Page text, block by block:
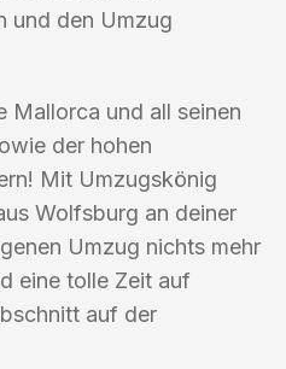
und den Umzug
Mallorca und all seinen
der hohen
Mit Umzugskönig
Wolfsburg an deiner
Umzug nichts mehr
eine tolle Zeit auf
auf der